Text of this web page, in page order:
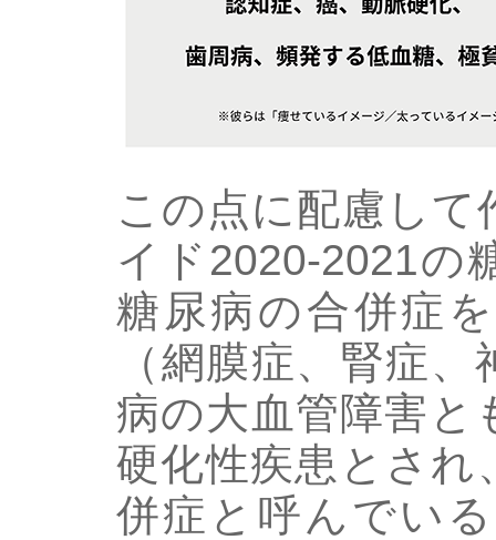
この点に配慮して
イド2020-2021の
糖尿病の合併症
（網膜症、腎症
病の大血管障害と
硬化性疾患とされ
併症と呼んでい